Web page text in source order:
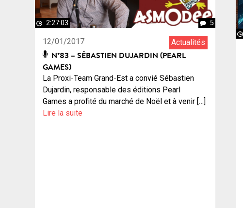
2:27:03 5
12/01/2017 Actualités
N°83 – SÉBASTIEN DUJARDIN (PEARL
GAMES)
La Proxi-Team Grand-Est a convié Sébastien
Dujardin, responsable des éditions Pearl
Games a profité du marché de Noël et à venir […]
Lire la suite